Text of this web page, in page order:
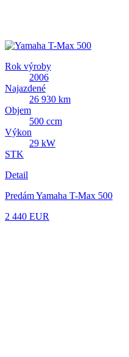
Rok výroby
2006
Najazdené
26 930 km
Objem
500 ccm
Výkon
29 kW
STK
Detail
Predám Yamaha T-Max 500
2 440 EUR